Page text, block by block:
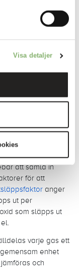
Visa detaljer
att samla in
för att
anger
ut per
som släpps ut
varje gas ett
enhet
och